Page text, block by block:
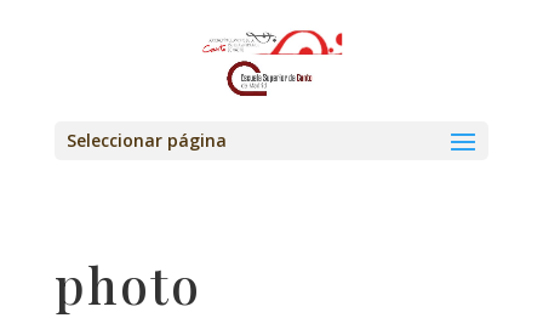
Seleccionar página
photo